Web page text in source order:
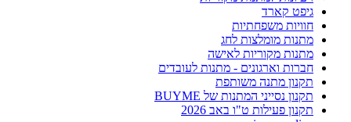
גיפט קארד
חוויות משפחתיות
מתנות מומלצות לחג
מתנות מקוריות לאישה
חברות וארגונים - מתנות לעובדים
תקנון מתנה משותפת
תקנון נסייני המתנות של BUYME
תקנון פעילות ט"ו באב 2026